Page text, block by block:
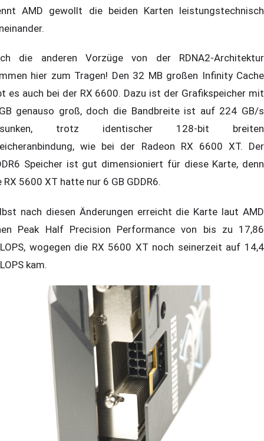
AMD gewollt die beiden Karten leistungstechnisch
die anderen Vorzüge von der RDNA2-Architektur
hier zum Tragen! Den 32 MB großen Infinity Cache
es auch bei der RX 6600. Dazu ist der Grafikspeicher mit
genauso groß, doch die Bandbreite ist auf 224 GB/s
trotz identischer 128-bit breiten
wie bei der Radeon RX 6600 XT. Der
Speicher ist gut dimensioniert für diese Karte, denn
RX 5600 XT hatte nur 6 GB GDDR6.
nach diesen Änderungen erreicht die Karte laut AMD
Peak Half Precision Performance von bis zu 17,86
wogegen die RX 5600 XT noch seinerzeit auf 14,4
kam.